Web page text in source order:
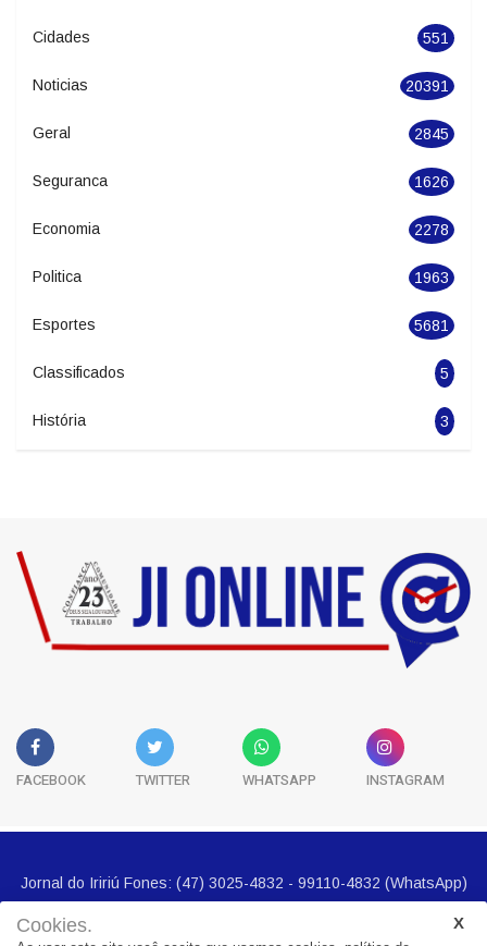
Cookies.
Categories
Cidades 551
Noticias 20391
Geral 2845
Seguranca 1626
Economia 2278
Politica 1963
Esportes 5681
FACEBOOK TWITTER WHATSAPP INSTAGRAM